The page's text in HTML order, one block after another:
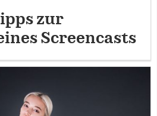
zur
Screencasts